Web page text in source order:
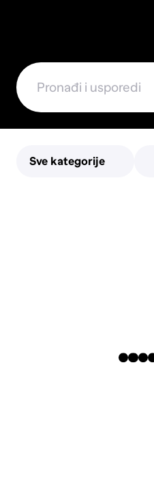
Sve kategorije